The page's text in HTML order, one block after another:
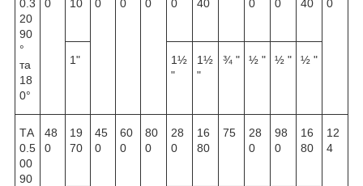
0.3
20
90
°
та
18
0°
0
10
0
0
0
0
40
0
0
40
0
1"
1½
"
1½
"
¾ " ½ " ½ " ½ "
ТА
0.5
00
90
48
0
19
70
45
0
60
0
80
0
28
0
16
80
75
28
0
98
0
16
80
12
4